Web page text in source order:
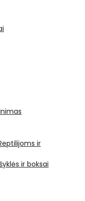
ir
ir boksai